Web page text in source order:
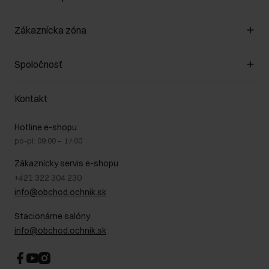
Spravovať súbory cookie
Spôsob platby
Vrátenie
Zákaznícka zóna
Zákazníky klub
Pravidlá propagácie
Starostlivosť o kožu
Bezpečné nakupovanie
Blog
Najčastejšie kladené otázky (FAQ)
Spoločnosť
O nás
GDPR - Zásady ochrany osobných údajov
Právne informácie
Kontakt
Hotline e-shopu
po-pi: 09:00 – 17:00
Zákaznícky servis e-shopu
+421 322 304 230
info@obchod.ochnik.sk
Stacionárne salóny
info@obchod.ochnik.sk